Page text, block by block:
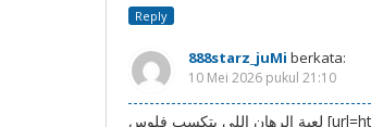
Reply
888starz_juMi berkata:
10 Mei 2026 pukul 21:10